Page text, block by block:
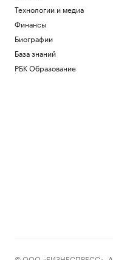
Технологии и медиа
Финансы
Биографии
База знаний
РБК Образование